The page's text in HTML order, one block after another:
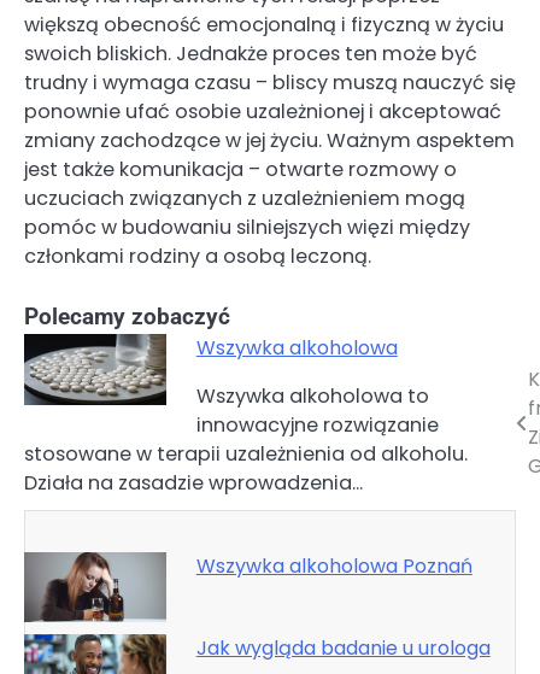
większą obecność emocjonalną i fizyczną w życiu
swoich bliskich. Jednakże proces ten może być
trudny i wymaga czasu – bliscy muszą nauczyć się
ponownie ufać osobie uzależnionej i akceptować
zmiany zachodzące w jej życiu. Ważnym aspektem
jest także komunikacja – otwarte rozmowy o
uczuciach związanych z uzależnieniem mogą
pomóc w budowaniu silniejszych więzi między
członkami rodziny a osobą leczoną.
Polecamy zobaczyć
Wszywka alkoholowa
Wszywka alkoholowa to
innowacyjne rozwiązanie
stosowane w terapii uzależnienia od alkoholu.
Działa na zasadzie wprowadzenia…
Wszywka alkoholowa Poznań
Jak wygląda badanie u urologa
Nawigacja